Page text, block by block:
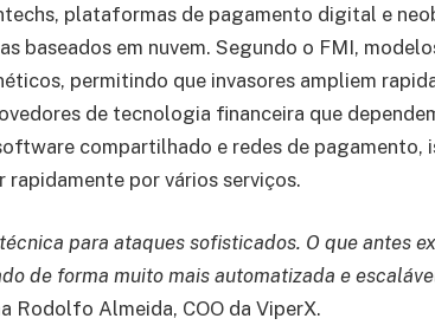
plataformas de pagamento digital e
baseados em nuvem. Segundo o FMI,
permitindo que invasores ampliem
de tecnologia financeira que
compartilhado e redes de pagamento,
rapidamente por vários serviços.
para ataques sofisticados. O que antes
de forma muito mais automatizada e
Rodolfo Almeida, COO da ViperX.